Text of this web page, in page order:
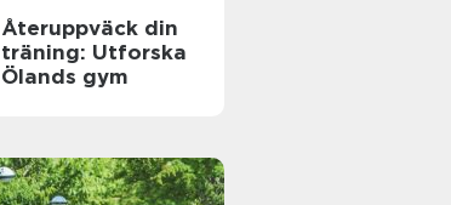
Återuppväck din
träning: Utforska
Ölands gym